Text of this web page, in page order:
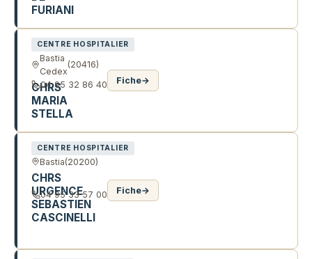
FURIANI
CENTRE HOSPITALIER
Bastia
Cedex
(20416)
CHRS
MARIA
STELLA
04 95 32 86 40 Fiche→
CENTRE HOSPITALIER
Bastia(20200)
CHRS
URGENCE
SEBASTIEN
CASCINELLI
04 95 33 57 00 Fiche→